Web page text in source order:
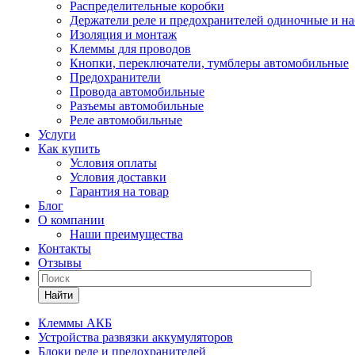
Распределительные коробки
Держатели реле и предохранителей одиночные и
Изоляция и монтаж
Клеммы для проводов
Кнопки, переключатели, тумблеры автомобильные
Предохранители
Провода автомобильные
Разъемы автомобильные
Реле автомобильные
Услуги
Как купить
Условия оплаты
Условия доставки
Гарантия на товар
Блог
О компании
Наши преимущества
Контакты
Отзывы
Найти
Клеммы АКБ
Устройства развязки аккумуляторов
Блоки реле и предохранителей